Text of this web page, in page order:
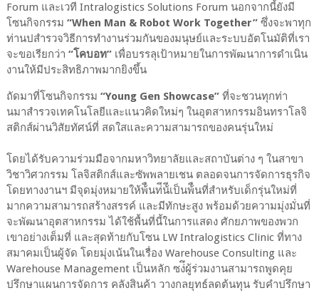
Forum และเวที Intralogistics Solutions Forum นอกจากนี้ยังมี
โซนกิจกรรม “When Man & Robot Work Together” ซึ่งจะพาทุก
ท่านปสํารวจวิธีการทํางานร่วมกันของมนุษย์และระบบอัตโนมัติที่เรา
จะขอเรียกว่า “โคบอท”เพื่อบรรลุเป้าหมายในการพัฒนาการดําเนิน
งานให้มีประสิทธิภาพมากยิงขึ้น
ถัดมาที่โซนกิจกรรม “Young Gen Showcase”ที่จะชวนทุกท่า
นมาสํารวจเทคโนโลยีและแนวคิดใหม่ๆ ในอุตสาหกรรมอินทราโลจิ
สติกส์ผ่านวิสัยทัศน์ที่ สดใสและความสามารถของคนรุ่นใหม่
โดยได้รับความร่วมมือจากมหาวิทยาลัยและสถาบันต่าง ๆ ในสาขา
วิชาวิศวกรรม โลจิสติกส์และซัพพลายเชน ตลอดจนการจัดการธุรกิจ
โดยทางงานฯ มีจุดมุ่งหมายให้พ้ืนท่ีน้ีเป็นพ้ืนที่สําหรับเด็กรุ่นใหม่ที่
มากความสามารถสร้างสรรค์ และมีทักษะสูง พร้อมด้วยความมุ่งมั่นที่
จะพัฒนาอุตสาหกรรม ได้ใช้พื้นที่นี้ในการแสดง ศักยภาพของพวก
เขาอย่างเต็มที่ และสุดท้ายกับโซน LW Intralogistics Clinic ที่ทาง
สมาคมเป็นผู้จัด โดยมุ่งเน้นในเรื่อง Warehouse Consulting และ
Warehouse Management เป็นหลัก ซง่ึผู้ร่วมงานสามารถพูดคุย
ปรึกษาแผนการจัดการ คลังสินค้า วางกลยุทธ์ลดต้นทุน รับคําปรึกษา